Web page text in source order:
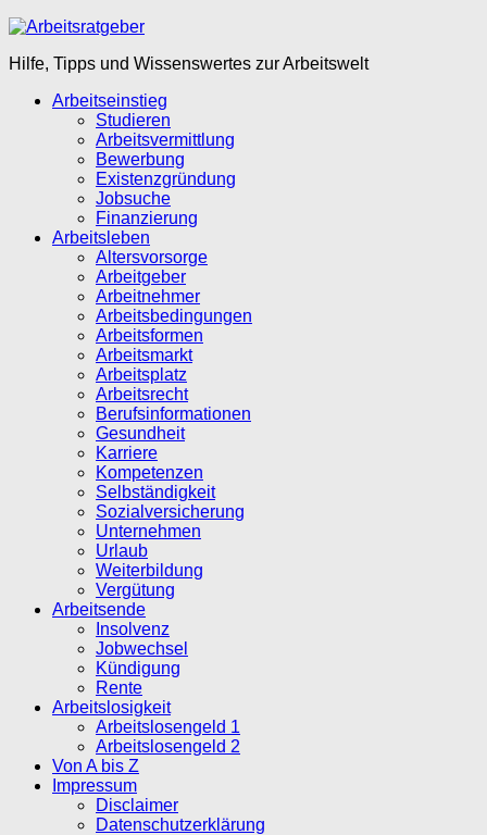
Hilfe, Tipps und Wissenswertes zur Arbeitswelt
Arbeitseinstieg
Studieren
Arbeitsvermittlung
Bewerbung
Existenzgründung
Jobsuche
Finanzierung
Arbeitsleben
Altersvorsorge
Arbeitgeber
Arbeitnehmer
Arbeitsbedingungen
Arbeitsformen
Arbeitsmarkt
Arbeitsplatz
Arbeitsrecht
Berufsinformationen
Gesundheit
Karriere
Kompetenzen
Selbständigkeit
Sozialversicherung
Unternehmen
Urlaub
Weiterbildung
Vergütung
Arbeitsende
Insolvenz
Jobwechsel
Kündigung
Rente
Arbeitslosigkeit
Arbeitslosengeld 1
Arbeitslosengeld 2
Von A bis Z
Impressum
Disclaimer
Datenschutzerklärung